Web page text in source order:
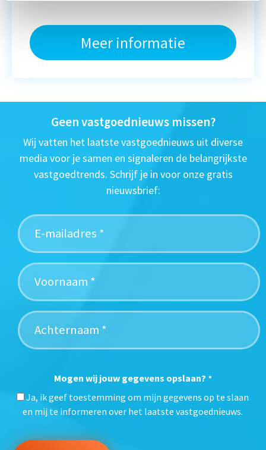
Meer informatie
Geen vastgoednieuws missen?
Wij vatten het laatste vastgoednieuws uit diverse
media voor je samen en signaleren de belangrijkste
vastgoedtrends. Schrijf je in voor onze gratis
nieuwsbrief:
Mogen wij jouw gegevens opslaan? *
Ja, ik geef toestemming om mijn gegevens op te slaan
en mij te informeren over het laatste vastgoednieuws.